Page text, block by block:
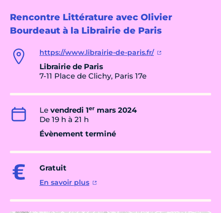
Rencontre Littérature avec Olivier
Bourdeaut à la Librairie de Paris
https://www.librairie-de-paris.fr/
Librairie de Paris
7-11 Place de Clichy, Paris 17e
Le vendredi 1er mars 2024
De 19 h à 21 h
Évènement terminé
Gratuit
En savoir plus